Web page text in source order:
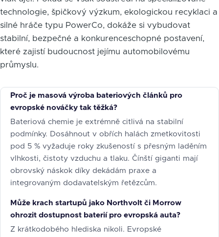
technologie, špičkový výzkum, ekologickou recyklaci a
silné hráče typu PowerCo, dokáže si vybudovat
stabilní, bezpečné a konkurenceschopné postavení,
které zajistí budoucnost jejímu automobilovému
průmyslu.
Proč je masová výroba bateriových článků pro
evropské nováčky tak těžká?
Bateriová chemie je extrémně citlivá na stabilní
podmínky. Dosáhnout v obřích halách zmetkovitosti
pod 5 % vyžaduje roky zkušeností s přesným laděním
vlhkosti, čistoty vzduchu a tlaku. Čínští giganti mají
obrovský náskok díky dekádám praxe a
integrovaným dodavatelským řetězcům.
Může krach startupů jako Northvolt či Morrow
ohrozit dostupnost baterií pro evropská auta?
Z krátkodobého hlediska nikoli. Evropské